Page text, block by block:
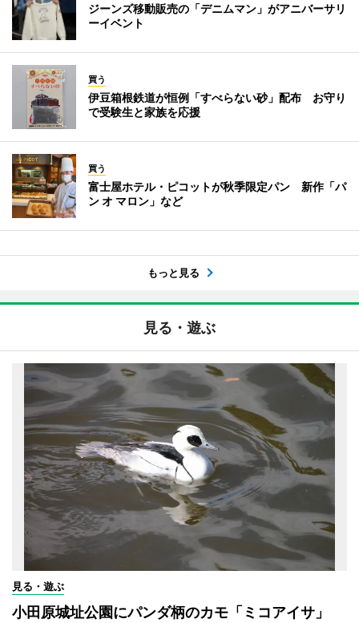
ジーンズ移動販売の「デニムマン」がアニバーサリ
ーイベント
買う
伊豆箱根鉄道が恒例「すべらない砂」配布 お守り
で受験生と家族を応援
買う
富士屋ホテル・ピコットが秋季限定パン 新作「パ
ン オ マロン」など
もっと見る
見る・遊ぶ
見る・遊ぶ
小田原城址公園にパンダ柄のカモ「ミコアイサ」